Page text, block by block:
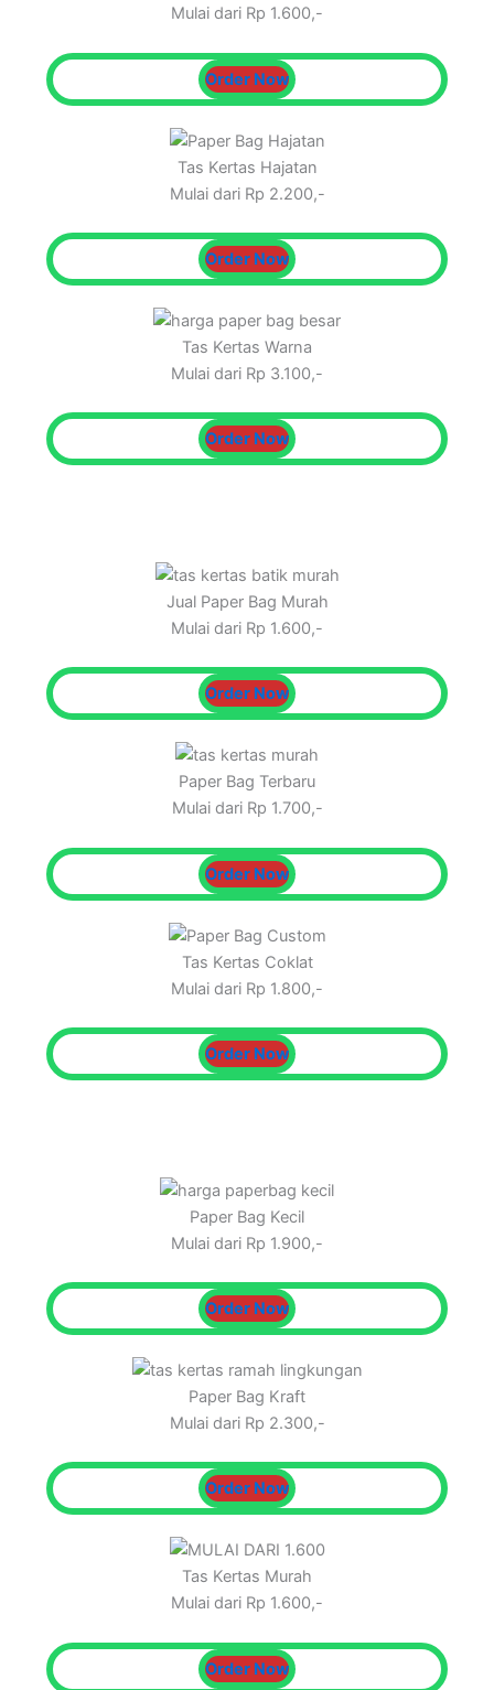
Mulai dari Rp 1.600,-
Order Now
Tas Kertas Hajatan
Mulai dari Rp 2.200,-
Order Now
Tas Kertas Warna
Mulai dari Rp 3.100,-
Order Now
Jual Paper Bag Murah
Mulai dari Rp 1.600,-
Order Now
Paper Bag Terbaru
Mulai dari Rp 1.700,-
Order Now
Tas Kertas Coklat
Mulai dari Rp 1.800,-
Order Now
Paper Bag Kecil
Mulai dari Rp 1.900,-
Order Now
Paper Bag Kraft
Mulai dari Rp 2.300,-
Order Now
Tas Kertas Murah
Mulai dari Rp 1.600,-
Order Now